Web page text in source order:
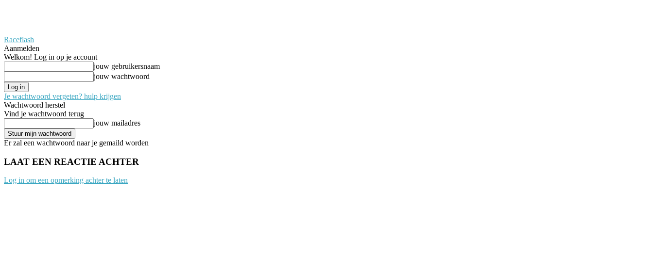
Raceflash
Aanmelden
Welkom! Log in op je account
jouw gebruikersnaam
jouw wachtwoord
Je wachtwoord vergeten? hulp krijgen
Wachtwoord herstel
Vind je wachtwoord terug
jouw mailadres
Er zal een wachtwoord naar je gemaild worden
LAAT EEN REACTIE ACHTER
Log in om een opmerking achter te laten